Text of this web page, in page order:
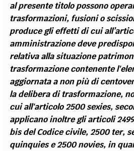
al presente titolo possono
trasformazioni, fusioni o
produce gli effetti di cui
amministrazione deve
relativa alla situazione
trasformazione contenente
aggiornata a non più di
la delibera di trasformazione,
cui all'articolo 2500 sexies,
applicano inoltre gli articoli
bis del Codice civile, 2500 ter,
quinquies e 2500 novies, in